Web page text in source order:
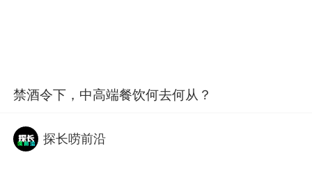
禁酒令下，中高端餐饮何去何从？
探长唠前沿